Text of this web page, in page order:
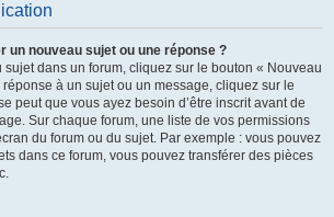
un nouveau sujet ou une réponse ?
dans un forum, cliquez sur le bouton « Nouveau
à un sujet ou un message, cliquez sur le
peut que vous ayez besoin d’être inscrit avant de
Sur chaque forum, une liste de vos permissions
du forum ou du sujet. Par exemple : vous pouvez
dans ce forum, vous pouvez transférer des pièces